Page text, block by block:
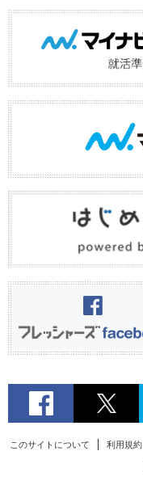
このサイトについて 利用規約